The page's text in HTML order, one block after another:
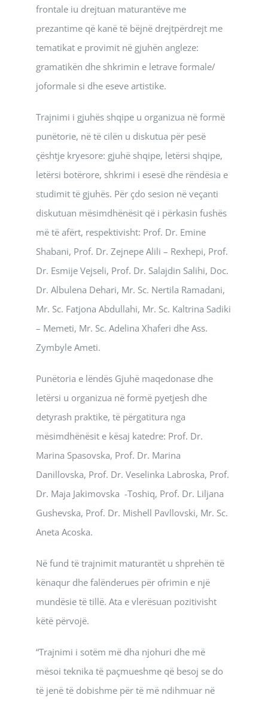
frontale iu drejtuan maturantëve me
prezantime që kanë të bëjnë drejtpërdrejt me
tematikat e provimit në gjuhën angleze:
gramatikën dhe shkrimin e letrave formale/
joformale si dhe eseve artistike.
Trajnimi i gjuhës shqipe u organizua në formë
punëtorie, në të cilën u diskutua për pesë
çështje kryesore: gjuhë shqipe, letërsi shqipe,
letërsi botërore, shkrimi i esesë dhe rëndësia e
studimit të gjuhës. Për çdo sesion në veçanti
diskutuan mësimdhënësit që i përkasin fushës
më të afërt, respektivisht: Prof. Dr. Emine
Shabani, Prof. Dr. Zejnepe Alili – Rexhepi, Prof.
Dr. Esmije Vejseli, Prof. Dr. Salajdin Salihi, Doc.
Dr. Albulena Dehari, Mr. Sc. Nertila Ramadani,
Mr. Sc. Fatjona Abdullahi, Mr. Sc. Kaltrina Sadiki
– Memeti, Mr. Sc. Adelina Xhaferi dhe Ass.
Zymbyle Ameti.
Punëtoria e lëndës Gjuhë maqedonase dhe
letërsi u organizua në formë pyetjesh dhe
detyrash praktike, të përgatitura nga
mësimdhënësit e kësaj katedre: Prof. Dr.
Marina Spasovska, Prof. Dr. Marina
Danillovska, Prof. Dr. Veselinka Labroska, Prof.
Dr. Maja Jakimovska -Toshiq, Prof. Dr. Liljana
Gushevska, Prof. Dr. Mishell Pavllovski, Mr. Sc.
Aneta Acoska.
Në fund të trajnimit maturantët u shprehën të
kënaqur dhe falënderues për ofrimin e një
mundësie të tillë. Ata e vlerësuan pozitivisht
këtë përvojë.
“Trajnimi i sotëm më dha njohuri dhe më
mësoi teknika të paçmueshme që besoj se do
të jenë të dobishme për të më ndihmuar në